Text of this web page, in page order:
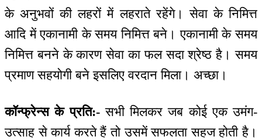
के अनुभवों की लहरों में लहराते रहेंगे। सेवा के निमित्त
आदि में एकानामी के समय निमित्त बने। एकानामी के समय
निमित्त बनने के कारण सेवा का फल सदा श्रेष्ठ है। समय
प्रमाण सहयोगी बने इसलिए वरदान मिला। अच्छा।
कॉन्फ्रेन्स के प्रति:-सभी मिलकर जब कोई एक उमंग-
उत्साह से कार्य करते हैं तो उसमें सफलता सहज होती है।